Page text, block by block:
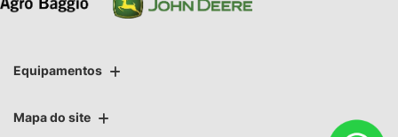
Equipamentos
Mapa do site